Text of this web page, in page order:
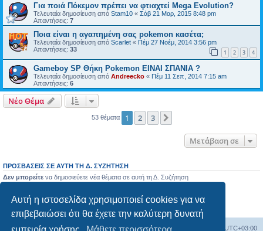
Αυτή η ιστοσελίδα χρησιμοποιεί cookies για να
επιβεβαιώσει ότι θα έχετε την καλύτερη δυνατή
Για ποιά Πόκεμον πρέπει να φτιαχτεί Mega Evolution?
Τελευταία δημοσίευση από Stam10 « Σάβ 21 Μαρ, 2015 8:48 pm
Απαντήσεις: 7
Ποια είναι η αγαπημένη σας pokemon κασέτα;
Τελευταία δημοσίευση από Scarlet « Πέμ 27 Νοέμ, 2014 3:56 pm
Απαντήσεις: 33 1 2 3 4
Gameboy SP Θήκη Pokemon ΕΙΝΑΙ ΣΠΑΝΙΑ ?
Τελευταία δημοσίευση από Andreecko « Πέμ 11 Σεπ, 2014 7:15 am
Απαντήσεις: 6
Νέο Θέμα
53 θέματα 1 2 3
Μετάβαση σε
ΠΡΟΣΒΆΣΕΙΣ ΣΕ ΑΥΤΉ ΤΗ Δ. ΣΥΖΉΤΗΣΗ
Δεν μπορείτε να δημοσιεύετε νέα θέματα σε αυτή τη Δ. Συζήτηση
Δεν μπορείτε
να επεξεργάζεστε τις δημοσιεύσεις σας σε αυτή τη Δ. Συζήτηση
Δεν μπορείτενα διαγράφετε τις δημοσιεύσεις σας σε αυτή τη Δ. Συζήτηση
Δεν μπορείτενα επισυνάπτετε αρχεία σε αυτή τη Δ. Συζήτηση
Ευρετήριο Δ. Συζήτησης Όλοι οι χρόνοι είναι UTC+03:00